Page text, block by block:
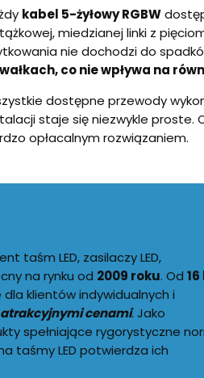
kabel 5-żyłowy RGBW
miedzianej linki z
nie dochodzi do
co nie wpływa na
dostępne przewody
staje się niezwykle proste.
opłacalnym rozwiązaniem.
taśm LED, zasilaczy LED,
na rynku od 2009 roku. Od
klientów indywidualnych i
atrakcyjnymi cenami. Jako
spełniające rygorystyczne
taśmy LED potwierdza ich